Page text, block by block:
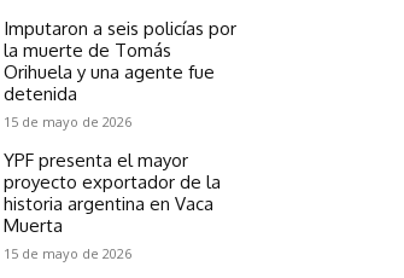
Imputaron a seis policías por
la muerte de Tomás
Orihuela y una agente fue
detenida
15 de mayo de 2026
YPF presenta el mayor
proyecto exportador de la
historia argentina en Vaca
Muerta
15 de mayo de 2026